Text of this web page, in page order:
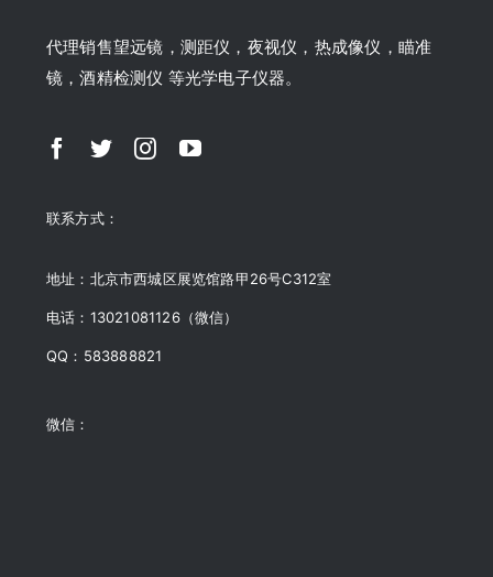
代理销售望远镜，测距仪，夜视仪，热成像仪，瞄准
镜，酒精检测仪 等光学电子仪器。
联系方式：
地址：北京市西城区展览馆路甲26号C312室
电话：13021081126（微信）
QQ：583888821
微信：